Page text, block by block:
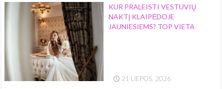
KUR PRALEISTI VESTUVIŲ
NAKTĮ KLAIPĖDOJE
JAUNIESIEMS? TOP VIETA
21 LIEPOS, 2026